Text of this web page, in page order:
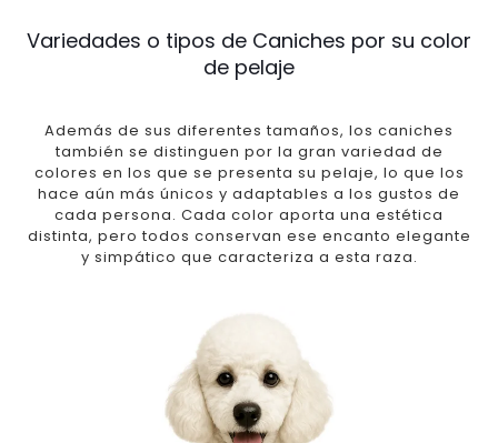
Variedades o tipos de Caniches por su color
de pelaje
Además de sus diferentes tamaños, los caniches
también se distinguen por la gran variedad de
colores en los que se presenta su pelaje, lo que los
hace aún más únicos y adaptables a los gustos de
cada persona. Cada color aporta una estética
distinta, pero todos conservan ese encanto elegante
y simpático que caracteriza a esta raza.